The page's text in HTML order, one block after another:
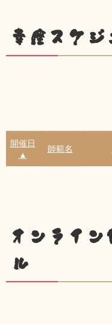
幸座スケジ
開催日
▲
師範名
オンライ
ル